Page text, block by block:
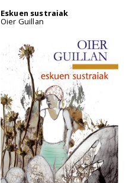
Eskuen sustraiak
Oier Guillan